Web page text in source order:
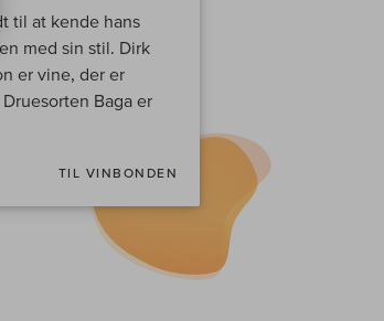
til at kende hans
med sin stil. Dirk
er vine, der er
Baga er
TIL VINBONDEN